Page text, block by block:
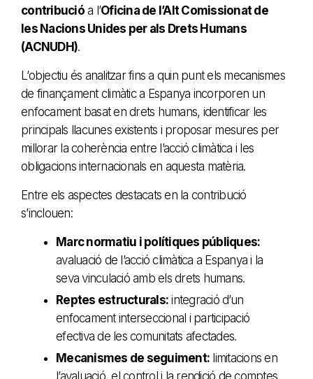
contribucióa l’Oficina de l’Alt Comissionat de
les Nacions Unides per als Drets Humans
(ACNUDH).
L’objectiu és analitzar fins a quin punt els mecanismes
de finançament climàtic a Espanya incorporen un
enfocament basat en drets humans, identificar les
principals llacunes existents i proposar mesures per
millorar la coherència entre l’acció climàtica i les
obligacions internacionals en aquesta matèria.
Entre els aspectes destacats en la contribució
s’inclouen:
Marc normatiu i polítiques públiques:
avaluació de l’acció climàtica a Espanya i la
seva vinculació amb els drets humans.
Reptes estructurals: integració d’un
enfocament interseccional i participació
efectiva de les comunitats afectades.
Mecanismes de seguiment: limitacions en
l’avaluació, el control i la rendició de comptes